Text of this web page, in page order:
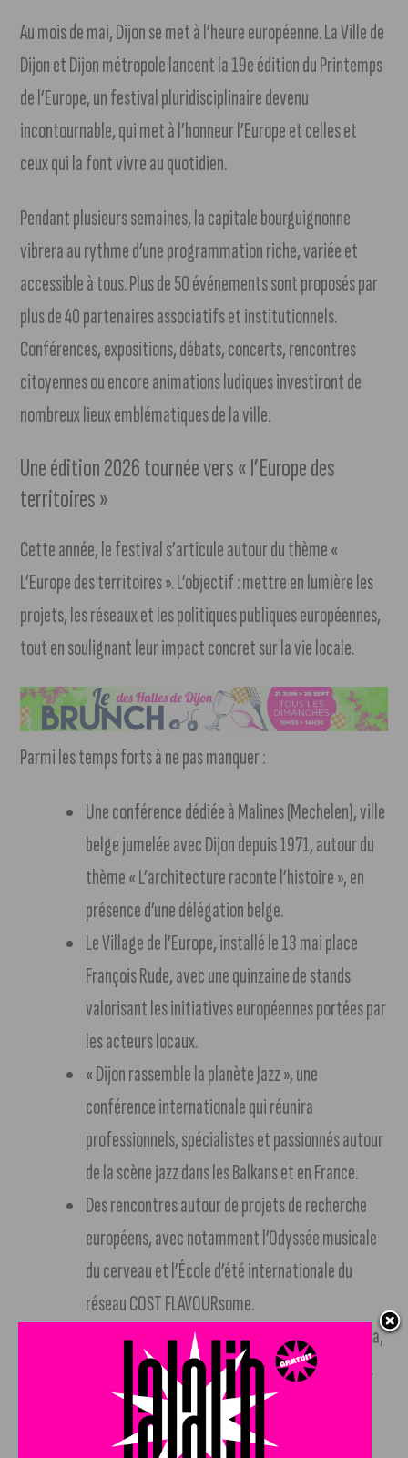
Au mois de mai, Dijon se met à l’heure européenne. La Ville de
Dijon et Dijon métropole lancent la 19e édition du Printemps
de l’Europe, un festival pluridisciplinaire devenu
incontournable, qui met à l’honneur l’Europe et celles et
ceux qui la font vivre au quotidien.
Pendant plusieurs semaines, la capitale bourguignonne
vibrera au rythme d’une programmation riche, variée et
accessible à tous. Plus de 50 événements sont proposés par
plus de 40 partenaires associatifs et institutionnels.
Conférences, expositions, débats, concerts, rencontres
citoyennes ou encore animations ludiques investiront de
nombreux lieux emblématiques de la ville.
Une édition 2026 tournée vers « l’Europe des
territoires »
Cette année, le festival s’articule autour du thème «
L’Europe des territoires ». L’objectif : mettre en lumière les
projets, les réseaux et les politiques publiques européennes,
tout en soulignant leur impact concret sur la vie locale.
Parmi les temps forts à ne pas manquer :
Une conférence dédiée à Malines (Mechelen), ville
belge jumelée avec Dijon depuis 1971, autour du
thème « L’architecture raconte l’histoire », en
présence d’une délégation belge.
Le Village de l’Europe, installé le 13 mai place
François Rude, avec une quinzaine de stands
valorisant les initiatives européennes portées par
les acteurs locaux.
« Dijon rassemble la planète Jazz », une
conférence internationale qui réunira
professionnels, spécialistes et passionnés autour
de la scène jazz dans les Balkans et en France.
Des rencontres autour de projets de recherche
européens, avec notamment l’Odyssée musicale
du cerveau et l’École d’été internationale du
réseau COST FLAVOURsome.
L’accueil de jeunes Ukrainiens venus de Vinnytsia,
ville partenaire de Dijon métropole depuis 2025,
symbole d’une Europe solidaire et tournée vers
l’avenir.